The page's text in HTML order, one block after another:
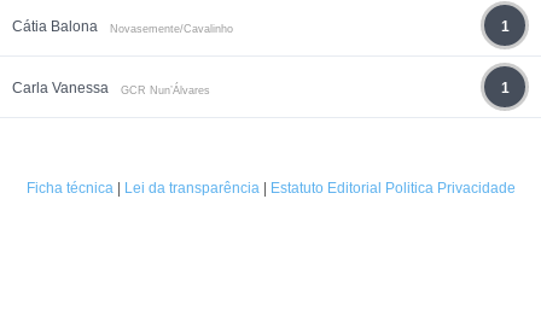
Cátia Balona Novasemente/Cavalinho 1
Carla Vanessa GCR Nun’Álvares 1
Ficha técnica| Lei da transparência| Estatuto Editorial Politica Privacidade